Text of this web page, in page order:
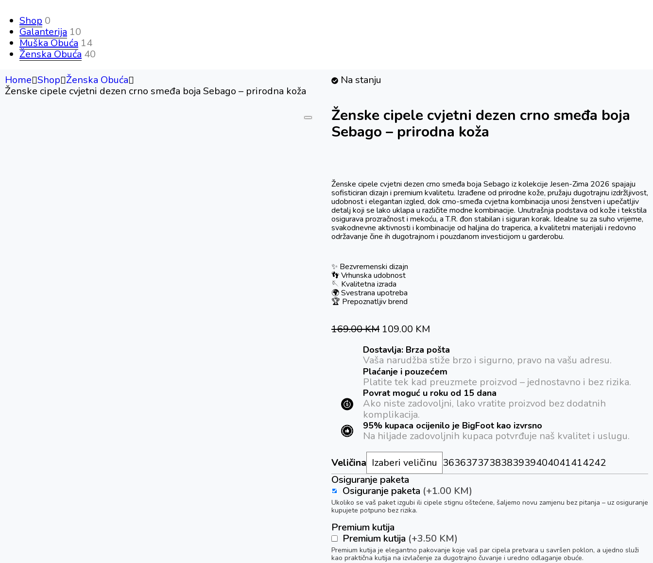
Shop 0
Galanterija 10
Muška Obuća 14
Ženska Obuća 40
Home Shop Ženska Obuća
Ženske cipele cvjetni dezen crno smeđa boja Sebago – prirodna koža
Na stanju
Ženske cipele cvjetni dezen crno smeđa boja
Sebago – prirodna koža
Ženske cipele cvjetni dezen crno smeđa boja Sebago iz kolekcije Jesen-Zima 2026 spajaju
sofisticiran dizajn i premium kvalitetu. Izrađene od prirodne kože, pružaju dugotrajnu izdržljivost,
udobnost i elegantan izgled, dok crno-smeđa cvjetna kombinacija unosi ženstven i upečatljiv
detalj koji se lako uklapa u različite modne kombinacije. Unutrašnja podstava od kože i tekstila
osigurava prozračnost i mekoću, a T.R. đon stabilan i siguran korak. Idealne su za suho vrijeme,
svakodnevne aktivnosti i kombinacije od haljina do traperica, a kvalitetni materijali i redovno
održavanje čine ih dugotrajnom i pouzdanom investicijom u garderobu.
✨ Bezvremenski dizajn
👣 Vrhunska udobnost
🪡 Kvalitetna izrada
🌍 Svestrana upotreba
🏆 Prepoznatljiv brend
169.00KM 109.00 KM
Dostavlja: Brza pošta
Vaša narudžba stiže brzo i sigurno, pravo na vašu adresu.
Plaćanje i pouzećem
Platite tek kad preuzmete proizvod – jednostavno i bez rizika.
Povrat moguć u roku od 15 dana
Ako niste zadovoljni, lako vratite proizvod bez dodatnih
komplikacija.
95% kupaca ocijenilo je BigFoot kao izvrsno
Na hiljade zadovoljnih kupaca potvrđuje naš kvalitet i uslugu.
Veličina 3636373738383939404041414242
Osiguranje paketa
Osiguranje paketa (+1.00 KM)
Ukoliko se vaš paket izgubi ili cipele stignu oštećene, šaljemo novu zamjenu bez pitanja – uz osiguranje
kupujete potpuno bez rizika.
Premium kutija
Premium kutija (+3.50 KM)
Premium kutija je elegantno pakovanje koje vaš par cipela pretvara u savršen poklon, a ujedno služi
kao praktična kutija na izvlačenje za dugotrajno čuvanje i uredno odlaganje obuće.